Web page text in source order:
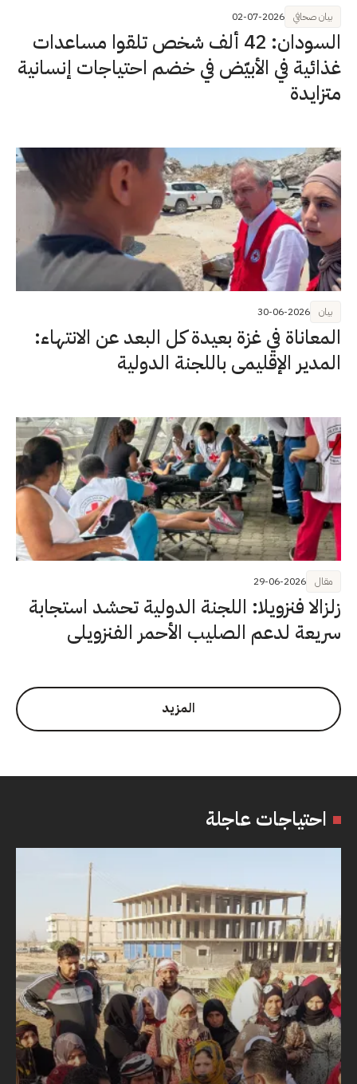
السودان: 42 ألف شخص تلقوا مساعدات
غذائية في الأبيّض في خضم احتياجات إنسانية
متزايدة
بيان صحافي 02-07-2026
المعاناة في غزة بعيدة كل البعد عن الانتهاء:
المدير الإقليمي باللجنة الدولية
بيان 30-06-2026
زلزالا فنزويلا: اللجنة الدولية تحشد استجابة
سريعة لدعم الصليب الأحمر الفنزويلي
مقال 29-06-2026
المزيد
احتياجات عاجلة